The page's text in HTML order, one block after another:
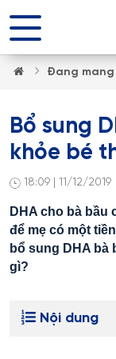
Đang
Bổ sung
khỏe bé
18:09 | 11/12/2019
DHA cho bà
để mẹ có một
bổ sung DHA bà
gì?
Nội dung